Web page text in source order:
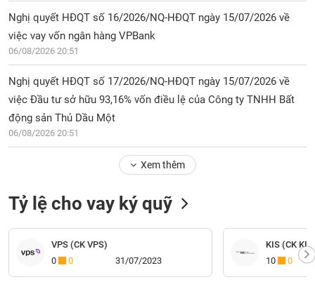
Nghị quyết HĐQT số 16/2026/NQ-HĐQT ngày 15/07/2026 về
việc vay vốn ngân hàng VPBank
06/08/2026 20:51
Nghị quyết HĐQT số 17/2026/NQ-HĐQT ngày 15/07/2026 về
việc Đầu tư sở hữu 93,16% vốn điều lệ của Công ty TNHH Bất
động sản Thủ Dầu Một
06/08/2026 20:51
Xem thêm
Tỷ lệ cho vay ký quỹ
VPS (CK VPS)
0
0 31/07/2023
KIS (CK
10
0